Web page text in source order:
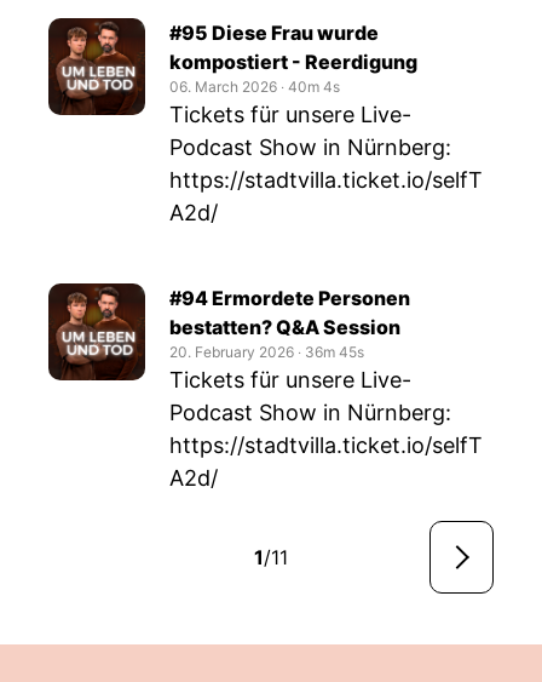
#95 Diese Frau wurde
kompostiert - Reerdigung
06. March 2026 ‧ 40m 4s
Tickets für unsere Live-
Podcast Show in Nürnberg:
https://stadtvilla.ticket.io/selfT
A2d/
#94 Ermordete Personen
bestatten? Q&A Session
20. February 2026 ‧ 36m 45s
Tickets für unsere Live-
Podcast Show in Nürnberg:
https://stadtvilla.ticket.io/selfT
A2d/
1/11